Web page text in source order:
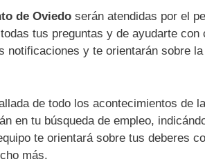
de Oviedo serán atendidas por el
tus preguntas y de ayudarte con
notificaciones y te orientarán sobre
de todo los acontecimientos de
en tu búsqueda de empleo,
te orientará sobre tus deberes
más.